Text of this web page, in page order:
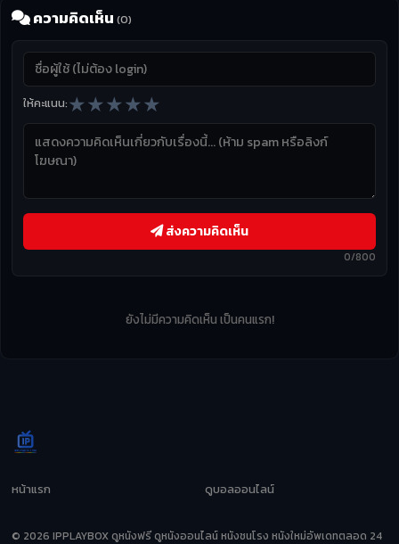
ความคิดเห็น (0)
ให้คะแนน:★★★★★
0/800
ส่งความคิดเห็น
ยังไม่มีความคิดเห็น เป็นคนแรก!
หน้าแรก ดูบอลออนไลน์
© 2026 IPPLAYBOX ดูหนังฟรี ดูหนังออนไลน์ หนังชนโรง หนังใหม่อัพเดทตลอด 24